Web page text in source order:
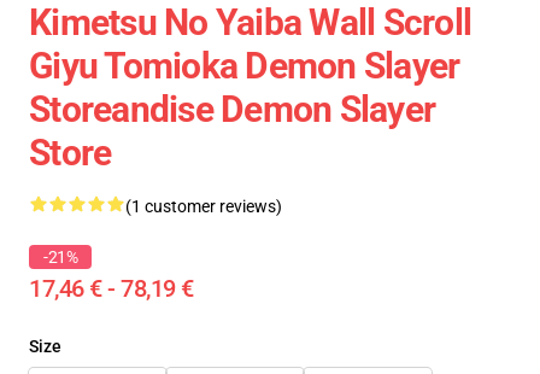
Kimetsu No Yaiba Wall Scroll
Giyu Tomioka Demon Slayer
Storeandise Demon Slayer
Store
(1 customer reviews)
-21%
17,46 € - 78,19 €
Size